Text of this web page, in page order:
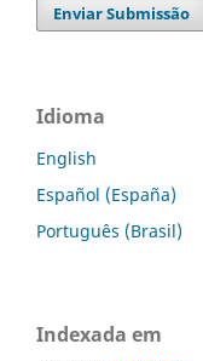
Enviar Submissão
Idioma
English
Español (España)
Português (Brasil)
Indexada em